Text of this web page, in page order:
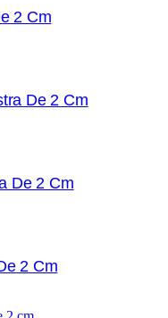
2 Cm
De 2 Cm
De 2 Cm
2 Cm